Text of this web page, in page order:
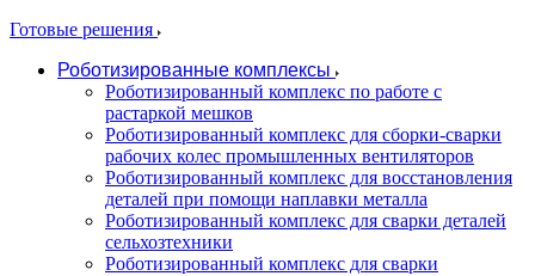
Готовые решения
Роботизированные комплексы
Роботизированный комплекс по работе с
растаркой мешков
Роботизированный комплекс для сборки-сварки
рабочих колес промышленных вентиляторов
Роботизированный комплекс для восстановления
деталей при помощи наплавки металла
Роботизированный комплекс для сварки деталей
сельхозтехники
Роботизированный комплекс для сварки